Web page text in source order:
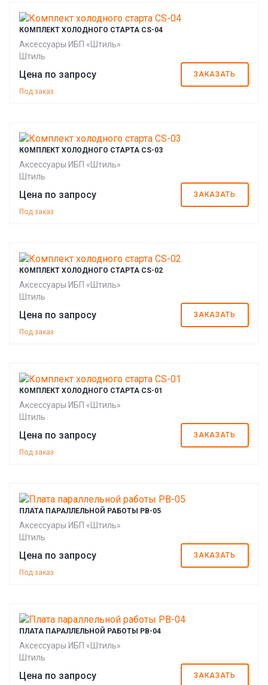
КОМПЛЕКТ ХОЛОДНОГО СТАРТА CS-04
Аксессуары ИБП «Штиль»
Штиль
Цена по запросу ЗАКАЗАТЬ
Под заказ
КОМПЛЕКТ ХОЛОДНОГО СТАРТА CS-03
Аксессуары ИБП «Штиль»
Штиль
Цена по запросу ЗАКАЗАТЬ
Под заказ
КОМПЛЕКТ ХОЛОДНОГО СТАРТА CS-02
Аксессуары ИБП «Штиль»
Штиль
Цена по запросу ЗАКАЗАТЬ
Под заказ
КОМПЛЕКТ ХОЛОДНОГО СТАРТА CS-01
Аксессуары ИБП «Штиль»
Штиль
Цена по запросу ЗАКАЗАТЬ
Под заказ
ПЛАТА ПАРАЛЛЕЛЬНОЙ РАБОТЫ PB-05
Аксессуары ИБП «Штиль»
Штиль
Цена по запросу ЗАКАЗАТЬ
Под заказ
ПЛАТА ПАРАЛЛЕЛЬНОЙ РАБОТЫ PB-04
Аксессуары ИБП «Штиль»
Штиль
Цена по запросу ЗАКАЗАТЬ